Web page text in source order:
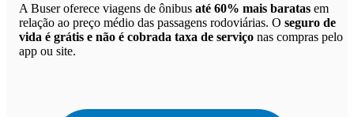
A Buser oferece viagens de ônibus até 60% mais baratas em
relação ao preço médio das passagens rodoviárias. O seguro de
vida é grátis e não é cobrada taxa de serviço nas compras pelo
app ou site.